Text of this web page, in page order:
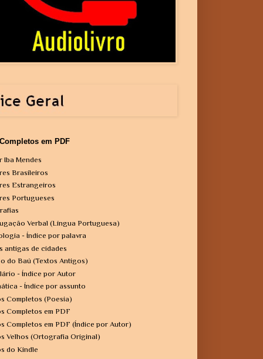
em PDF
Iba Mendes
Brasileiros
Estrangeiros
Portugueses
Verbal (Língua Portuguesa)
- Índice por palavra
antigas de cidades
do Baú (Textos Antigos)
- Índice por Autor
- Índice por assunto
Completos (Poesia)
Completos em PDF
Completos em PDF (Índice por Autor)
Velhos (Ortografia Original)
do Kindle